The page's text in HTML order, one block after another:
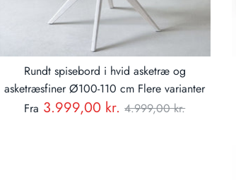
Rundt spisebord i hvid asketræ og
asketræsfiner Ø100-110 cm Flere varianter
Fra 3.999,00 kr. Normal
4.999,00 kr.